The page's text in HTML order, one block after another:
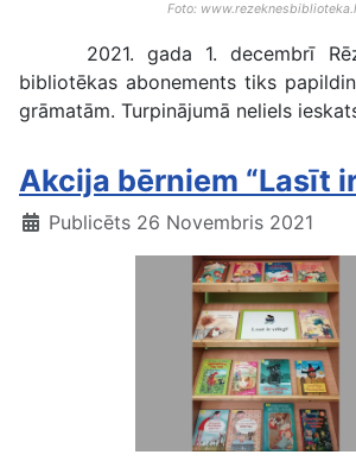
Foto:
2021. gada 1. decembrī
bibliotēkas abonements tiks
grāmatām. Turpinājumā neliels
Akcija bērniem “Lasīt
Publicēts 26 Novembris 2021